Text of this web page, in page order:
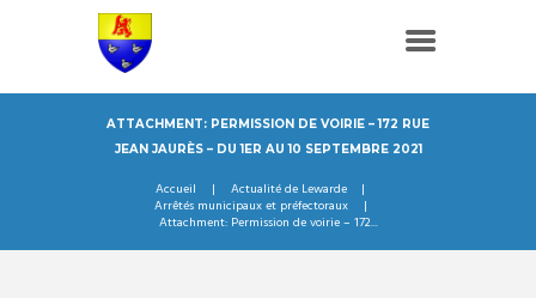
ATTACHMENT: PERMISSION DE VOIRIE – 172 RUE
JEAN JAURÈS – DU 1ER AU 10 SEPTEMBRE 2021
Accueil
Actualité de Lewarde
Arrêtés municipaux et préfectoraux
Attachment: Permission de voirie – 172...